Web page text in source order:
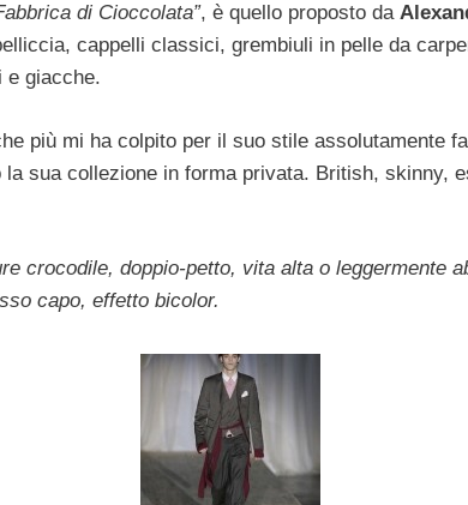
di Cioccolata”, è quello proposto da
cappelli classici, grembiuli in pelle da
e giacche.
più mi ha colpito per il suo stile assolutamente
sua collezione in forma privata. British, skinny,
crocodile, doppio-petto, vita alta o leggermente
capo, effetto bicolor.